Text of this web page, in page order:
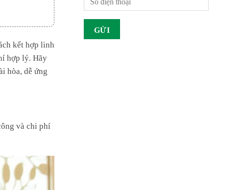
kết hợp linh
hợp lý. Hãy
hòa, dễ ứng
và chi phí